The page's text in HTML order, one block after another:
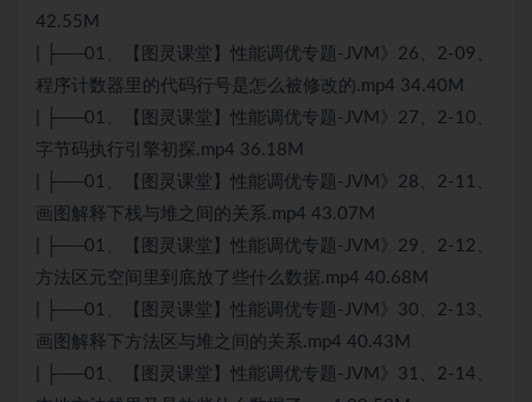
42.55M
| ├──01、【图灵课堂】性能调优专题-JVM》26、2-09、
程序计数器里的代码行号是怎么被修改的.mp4 34.40M
| ├──01、【图灵课堂】性能调优专题-JVM》27、2-10、
字节码执行引擎初探.mp4 36.18M
| ├──01、【图灵课堂】性能调优专题-JVM》28、2-11、
画图解释下栈与堆之间的关系.mp4 43.07M
| ├──01、【图灵课堂】性能调优专题-JVM》29、2-12、
方法区元空间里到底放了些什么数据.mp4 40.68M
| ├──01、【图灵课堂】性能调优专题-JVM》30、2-13、
画图解释下方法区与堆之间的关系.mp4 40.43M
| ├──01、【图灵课堂】性能调优专题-JVM》31、2-14、